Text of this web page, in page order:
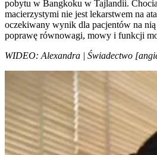
pobytu w Bangkoku w Tajlandii.
macierzystymi nie jest lekarstwem na
oczekiwany wynik dla pacjentów na
poprawę równowagi, mowy i funkcji
WIDEO: Alexandra | Świadectwo